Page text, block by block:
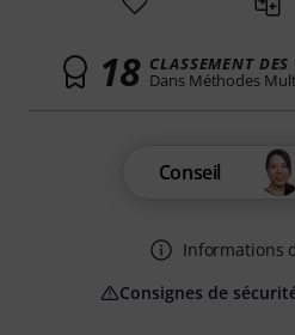
18 CLASSEMENT DES
Dans Méthodes
Conseil
Informations
Consignes de